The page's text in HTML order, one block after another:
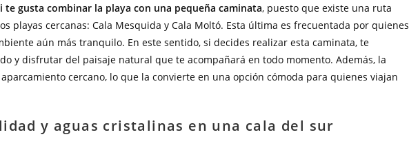
te gusta combinar la playa con una pequeña caminata, puesto que existe una ruta
playas cercanas: Cala Mesquida y Cala Moltó. Esta última es frecuentada por quienes
aún más tranquilo. En este sentido, si decides realizar esta caminata, te
y disfrutar del paisaje natural que te acompañará en todo momento. Además, la
cercano, lo que la convierte en una opción cómoda para quienes viajan
y aguas cristalinas en una cala del sur